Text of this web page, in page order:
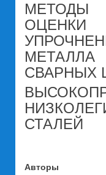
МЕТОДЫ
ОЦЕНКИ
МЕТАЛЛА
СВАРНЫХ
СТАЛЕЙ
Авторы